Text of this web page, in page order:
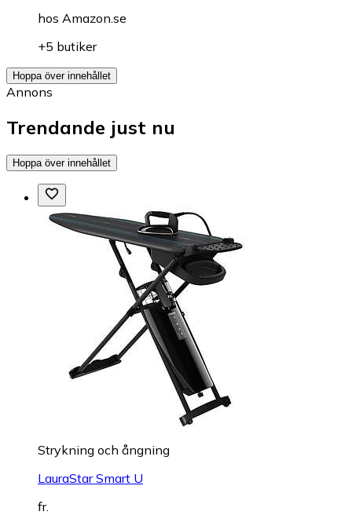
hos Amazon.se
+5 butiker
Hoppa över innehållet
Annons
Trendande just nu
Hoppa över innehållet
Strykning och ångning
LauraStar Smart U
fr.